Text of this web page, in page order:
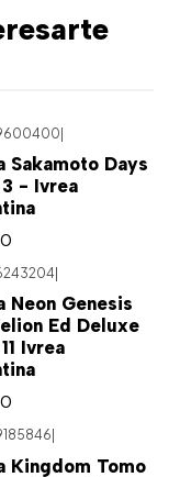
|
Sakamoto Days
3 - Ivrea
Neon Genesis
Ed Deluxe
Ivrea
Kingdom Tomo